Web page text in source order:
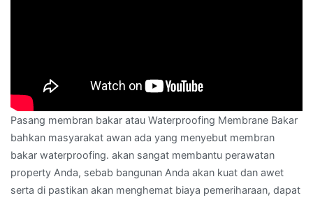
Pasang membran bakar atau Waterproofing Membrane Bakar
bahkan masyarakat awan ada yang menyebut membran
bakar waterproofing. akan sangat membantu perawatan
property Anda, sebab bangunan Anda akan kuat dan awet
serta di pastikan akan menghemat biaya pemeriharaan, dapat